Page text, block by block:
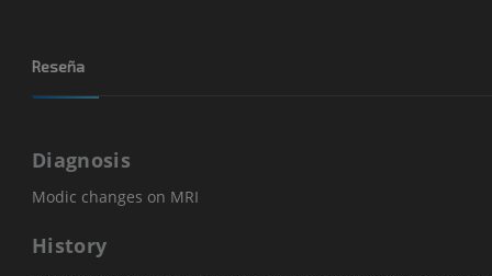
Reseña
Diagnosis
Modic changes on MRI
History